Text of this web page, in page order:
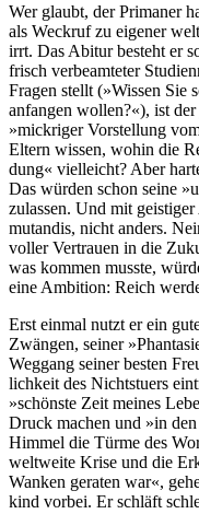
Wer glaubt, der Primaner
als Weckruf zu eigener
irrt. Das Abitur besteht er
frisch verbea­mteter
Fragen stellt (»Wissen Sie
anfangen wollen?«), ist
»mickriger Vorstel­lung
Eltern wissen, wohin die
dung« viel­leicht? Aber
Das würden schon seine
zulassen. Und mit
mutandis, nicht anders.
voller Vertrauen in die
was kommen musste,
eine Ambition: Reich
Erst einmal nutzt er ein
Zwängen, seiner
Weggang seiner besten
lichkeit des Nichts­tuers
»schönste Zeit meines
Druck machen und »in
Himmel die Türme des
weltweite Krise und die
Wanken geraten war«,
kind vorbei. Er schläft